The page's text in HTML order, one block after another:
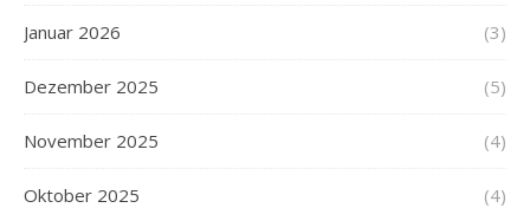
Januar 2026 (3)
Dezember 2025 (5)
November 2025 (4)
Oktober 2025 (4)